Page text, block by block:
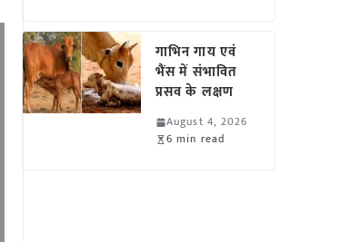
गाभिन गाय एवं
भैंस में संभावित
प्रसव के लक्षण
August 4, 2026
6 min read